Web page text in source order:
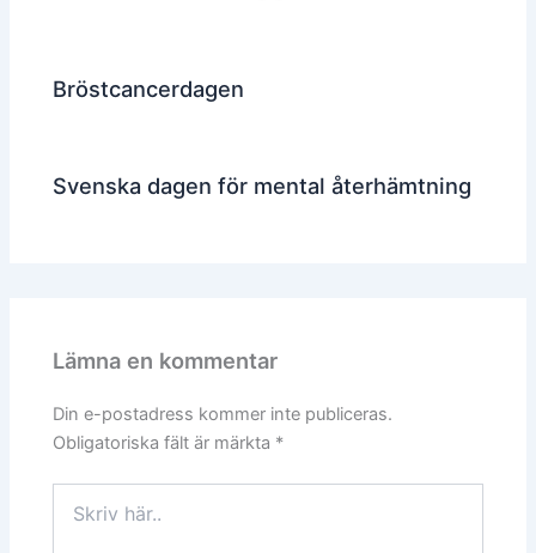
Bröstcancerdagen
Svenska dagen för mental återhämtning
Lämna en kommentar
Din e-postadress kommer inte publiceras.
Obligatoriska fält är märkta *
här..